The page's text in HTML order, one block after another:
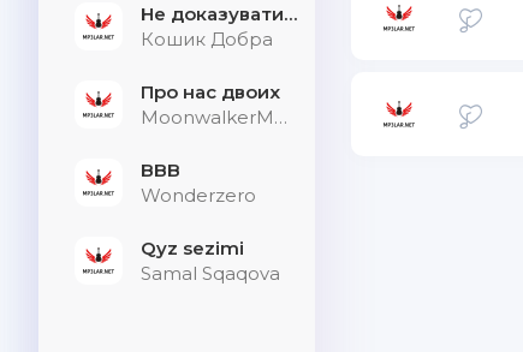
Не доказувати тим, хто не слухає
Кошик Добра
Про нас двоих
MoonwalkerMusic
BBB
Wonderzero
Qyz sezimi
Samal Sqaqova